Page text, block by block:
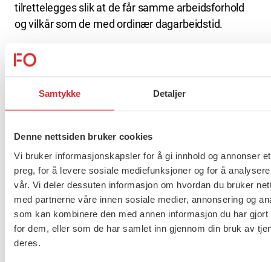
Samtykke Detaljer
Denne nettsiden bruker cookies
Vi bruker informasjonskapsler for å gi innhold og annonser
preg, for å levere sosiale mediefunksjoner og for å
vår. Vi deler dessuten informasjon om hvordan du bruker
med partnerne våre innen sosiale medier, annonsering og
som kan kombinere den med annen informasjon du har gjort
for dem, eller som de har samlet inn gjennom din bruk av
deres.
tilrettelegges slik at de får samme arbeidsforhold
og vilkår som de med ordinær dagarbeidstid.
Kommuner og fylkeskommuner står overfor store
likestilling i framtiden, og da er tillitsvalgtes
partene lokalt og bestemmelsen er en presisering
av at klima og miljø er en del av partsarbeidet.
LO-kommune består av FO, Fagforbundet, Skolenes
landsforbund, EL og IT forbundet, Norsk
Sjøoffisersforbund og Creo.
Her kan du lese protokollen